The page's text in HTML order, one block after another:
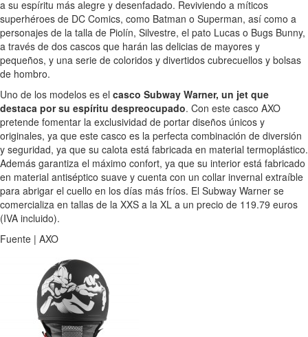
a su espíritu más alegre y desenfadado. Reviviendo a míticos
superhéroes de DC Comics, como Batman o Superman, así como a
personajes de la talla de Piolín, Silvestre, el pato Lucas o Bugs Bunny,
a través de dos cascos que harán las delicias de mayores y
pequeños, y una serie de coloridos y divertidos cubrecuellos y bolsas
de hombro.
Uno de los modelos es el casco Subway Warner, un jet que
destaca por su espíritu despreocupado. Con este casco AXO
pretende fomentar la exclusividad de portar diseños únicos y
originales, ya que este casco es la perfecta combinación de diversión
y seguridad, ya que su calota está fabricada en material termoplástico.
Además garantiza el máximo confort, ya que su interior está fabricado
en material antiséptico suave y cuenta con un collar invernal extraíble
para abrigar el cuello en los días más fríos. El Subway Warner se
comercializa en tallas de la XXS a la XL a un precio de 119.79 euros
(IVA incluido).
Fuente | AXO